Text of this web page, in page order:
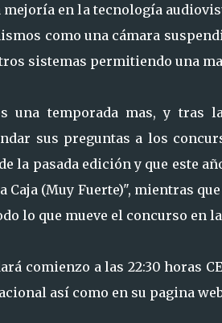
mejoría en la tecnología
como una cámara
sistemas permitiendo una
una temporada mas, y tras
sus preguntas a los
la pasada edición y que este
Caja (Muy Fuerte)", mientras
lo que mueve el concurso en
comienzo a las 22:30 horas
así como en su pagina